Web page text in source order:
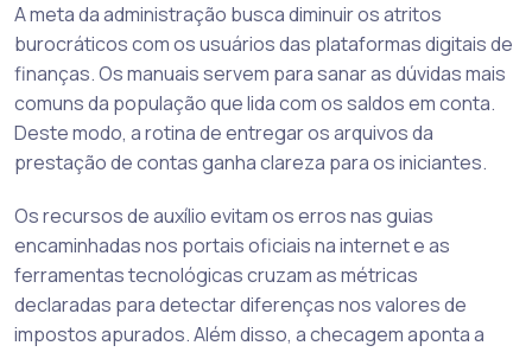
A meta da administração busca diminuir os atritos
burocráticos com os usuários das plataformas digitais de
finanças. Os manuais servem para sanar as dúvidas mais
comuns da população que lida com os saldos em conta.
Deste modo, a rotina de entregar os arquivos da
prestação de contas ganha clareza para os iniciantes.
Os recursos de auxílio evitam os erros nas guias
encaminhadas nos portais oficiais na internet e as
ferramentas tecnológicas cruzam as métricas
declaradas para detectar diferenças nos valores de
impostos apurados. Além disso, a checagem aponta a